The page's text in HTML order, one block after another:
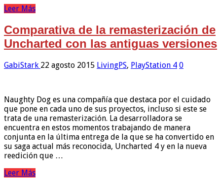
Leer Más
Comparativa de la remasterización de
Uncharted con las antiguas versiones
GabiStark 22 agosto 2015 LivingPS, PlayStation 4 0
Naughty Dog es una compañía que destaca por el cuidado
que pone en cada uno de sus proyectos, incluso si este se
trata de una remasterización. La desarrolladora se
encuentra en estos momentos trabajando de manera
conjunta en la última entrega de la que se ha convertido en
su saga actual más reconocida, Uncharted 4 y en la nueva
reedición que …
Leer Más